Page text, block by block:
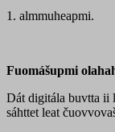
1. almmuheapmi.
Fuomášupmi
Dát digitála buvtta ii
sáhttet leat